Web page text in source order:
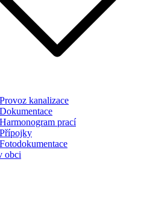
Provoz kanalizace
Dokumentace
Harmonogram prací
Přípojky
Fotodokumentace
obci